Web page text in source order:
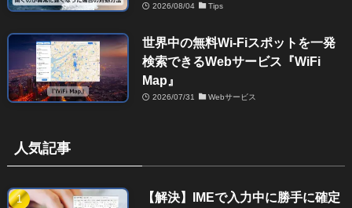
2026/08/04 Tips
世界中の無料Wi-Fiスポットを一発
検索できるWebサービス『WiFi
Map』
2026/07/31 Webサービス
人気記事
【解決】IMEで入力中に勝手に確定